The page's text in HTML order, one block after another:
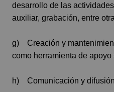
desarrollo de las
auxiliar, grabación, entre
g) Creación y
como herramienta de
h) Comunicación y